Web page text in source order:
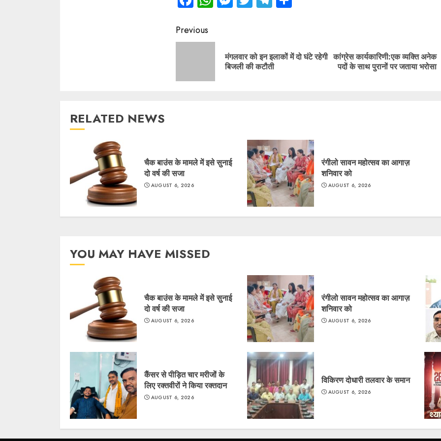
Continue
Reading
Previous
Previous
post:
मंगलवार को इन इलाकों में दो घंटे रहेगी
बिजली की कटौती
Next
post:
कांग्रेस कार्यकारिणी:एक व्यक्ति अनेक
पदों के साथ पुरानों पर जताया भरोसा
RELATED NEWS
चैक बाउंस के मामले में इसे सुनाई
दो वर्ष की सजा
AUGUST 6, 2026
रंगीलो सावन महोत्सव का आगाज़
शनिवार को
AUGUST 6, 2026
YOU MAY HAVE MISSED
चैक बाउंस के मामले में इसे सुनाई
दो वर्ष की सजा
AUGUST 6, 2026
रंगीलो सावन महोत्सव का आगाज़
शनिवार को
AUGUST 6, 2026
कैंसर से पीड़ित चार मरीजों के
लिए रक्तवीरों ने किया रक्तदान
AUGUST 6, 2026
विकिरण दोधारी तलवार के समान
AUGUST 6, 2026